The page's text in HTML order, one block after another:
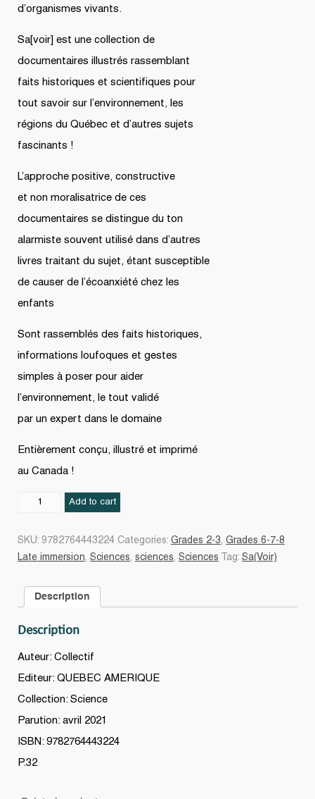
d’organismes vivants.
Sa[voir] est une collection de
documentaires illustrés rassemblant
faits historiques et scientifiques pour
tout savoir sur l’environnement, les
régions du Québec et d’autres sujets
fascinants !
L’approche positive, constructive
et non moralisatrice de ces
documentaires se distingue du ton
alarmiste souvent utilisé dans d’autres
livres traitant du sujet, étant susceptible
de causer de l’écoanxiété chez les
enfants
Sont rassemblés des faits historiques,
informations loufoques et gestes
simples à poser pour aider
l’environnement, le tout validé
par un expert dans le domaine
Entièrement conçu, illustré et imprimé
au Canada !
Add to cart
SKU: 9782764443224 Categories: Grades 2-3, Grades 6-7-8
Late immersion, Sciences, sciences, Sciences Tag: Sa(Voir)
Description
Description
Auteur: Collectif
Editeur: QUEBEC AMERIQUE
Collection: Science
Parution: avril 2021
ISBN: 9782764443224
P.32